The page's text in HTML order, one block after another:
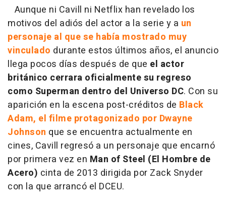
Aunque ni Cavill ni Netflix han revelado los
motivos del adiós del actor a la serie y a un
personaje al que se había mostrado muy
vinculado durante estos últimos años, el anuncio
llega pocos días después de que el actor
británico cerrara oficialmente su regreso
como Superman dentro del Universo DC. Con su
aparición en la escena post-créditos de Black
Adam, el filme protagonizado por Dwayne
Johnson que se encuentra actualmente en
cines, Cavill regresó a un personaje que encarnó
por primera vez en Man of Steel (El Hombre de
Acero) cinta de 2013 dirigida por Zack Snyder
con la que arrancó el DCEU.